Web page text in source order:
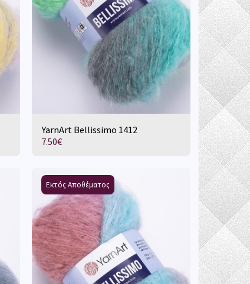
YarnArt Bellissimo 1412
7.50€
Εκτός Αποθέματος